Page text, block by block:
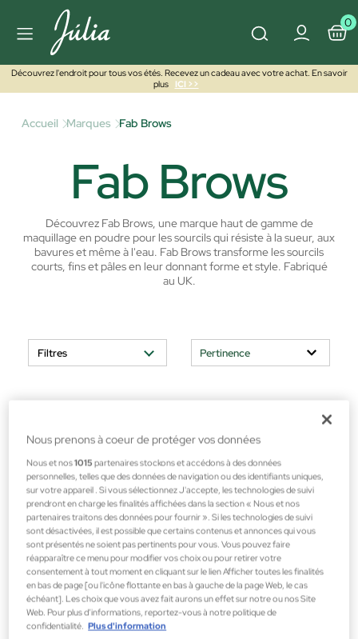
0
Découvrez l'endroit pour tous vos étés. Recevez un cadeau avec votre achat. En savoir
plus
ICI >>
Accueil Marques Fab Brows
Fab Brows
Découvrez Fab Brows, une marque haut de gamme de
maquillage en poudre pour les sourcils qui résiste à la sueur, aux
bavures et même à l'eau. Fab Brows transforme les sourcils
courts, fins et pâles en leur donnant forme et style. Fabriqué
au UK.
Filtres
Nous prenons à coeur de protéger vos données
Nous et nos1015 partenaires stockons et accédons à des données
personnelles, telles que des données de navigation ou des identifiants uniques,
sur votre appareil . Si vous sélectionnez J'accepte, les technologies de suivi
prendront en charge les finalités affichées dans la section « Nous et nos
partenaires traitons des données pour fournir ». Si les technologies de suivi
sont désactivées, il est possible que certains contenus et annonces qui vous
sont présentés ne soient pas pertinents pour vous. Vous pouvez faire
réapparaître ce menu pour modifier vos choix ou pour retirer votre
consentement à tout moment en cliquant sur le lien Afficher toutes les finalités
en bas de page [ou l'icône flottante en bas à gauche de la page Web, le cas
échéant]. Les choix que vous avez fait aurons un effet sur notre ou nos Site
Web. Pour plus d’informations, reportez-vous à notre politique de
confidentialité. Plus d'information